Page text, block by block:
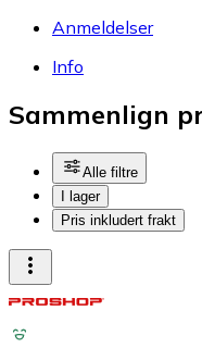
Anmeldelser
Info
Sammenlign
Alle filtre
I lager
Pris inkludert frakt